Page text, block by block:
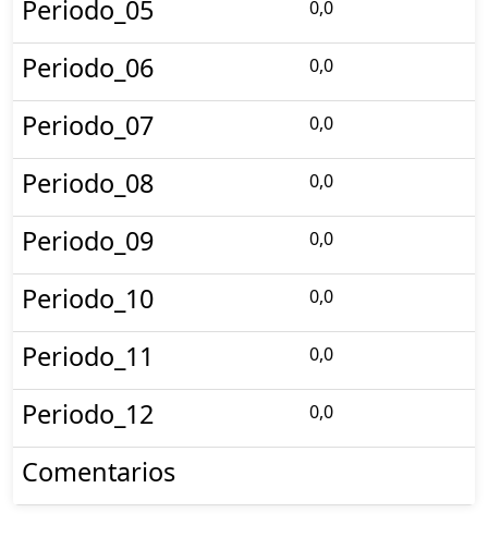
Periodo_05 0,0
Periodo_06 0,0
Periodo_07 0,0
Periodo_08 0,0
Periodo_09 0,0
Periodo_10 0,0
Periodo_11 0,0
Periodo_12 0,0
Comentarios